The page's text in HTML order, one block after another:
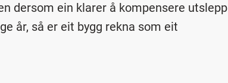
dersom ein klarer å kompensere utslepp
år, så er eit bygg rekna som eit